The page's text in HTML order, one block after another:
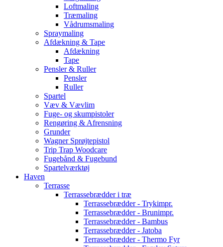
Loftmaling
Træmaling
Vådrumsmaling
Spraymaling
Afdækning & Tape
Afdækning
Tape
Pensler & Ruller
Pensler
Ruller
Spartel
Væv & Vævlim
Fuge- og skumpistoler
Rengøring & Afrensning
Grunder
Wagner Sprøjtepistol
Trip Trap Woodcare
Fugebånd & Fugebund
Spartelværktøj
Haven
Terrasse
Terrassebrædder i træ
Terrassebrædder - Trykimpr.
Terrassebrædder - Brunimpr.
Terrassebrædder - Bambus
Terrassebrædder - Jatoba
Terrassebrædder - Thermo Fyr